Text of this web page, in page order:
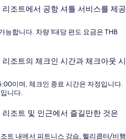
조트에서 공항 셔틀 서비스를 제공
능합니다. 차량 1대당 편도 요금은 THB
조트의 체크인 시간과 체크아웃 시
이며, 체크인 종료 시간은 자정입니다.
니다.
조트 및 인근에서 즐길만한 것은
트 내에서 피트니스 강습, 헬리콥터/비행